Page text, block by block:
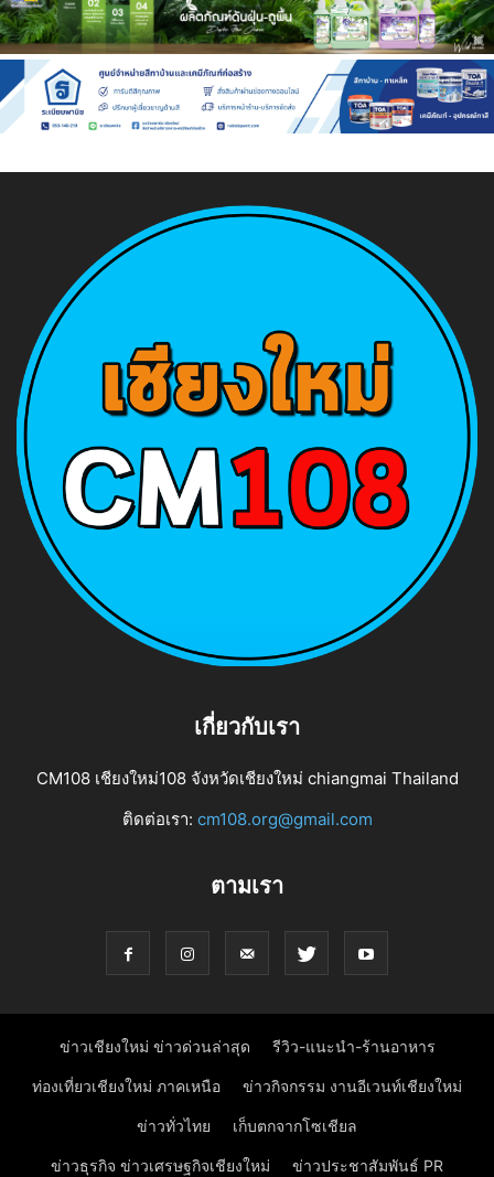
เกี่ยวกับเรา
CM108 เชียงใหม่108 จังหวัดเชียงใหม่ chiangmai Thailand
ติดต่อเรา: cm108.org@gmail.com
ตามเรา
ข่าวเชียงใหม่ ข่าวด่วนล่าสุด รีวิว-แนะนำ-ร้านอาหาร
ท่องเที่ยวเชียงใหม่ ภาคเหนือ ข่าวกิจกรรม งานอีเวนท์เชียงใหม่
ข่าวทั่วไทย เก็บตกจากโซเชียล
ข่าวธุรกิจ ข่าวเศรษฐกิจเชียงใหม่ ข่าวประชาสัมพันธ์ PR